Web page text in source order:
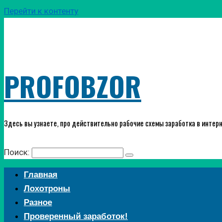
Перейти к контенту
PROFOBZOR
Здесь вы узнаете, про действительно рабочие схемы заработка в
Поиск:
Главная
Лохотроны
Разное
Проверенный заработок!